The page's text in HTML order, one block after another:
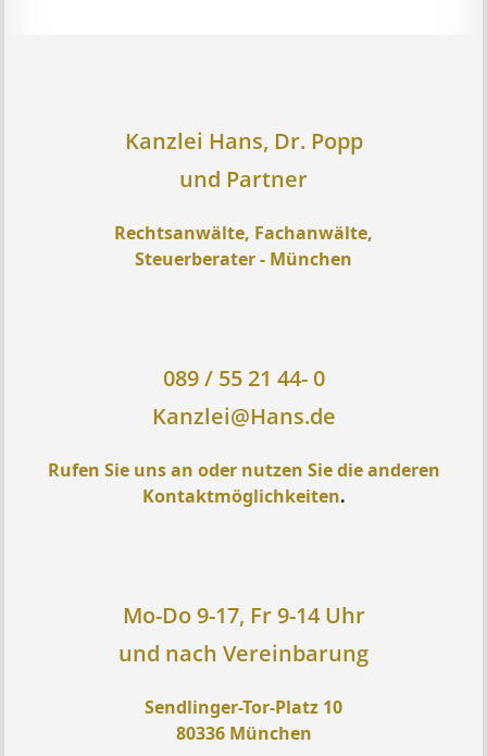
Kanzlei Hans, Dr. Popp
und Partner
Rechtsanwälte, Fachanwälte,
Steuerberater - München
089 / 55 21 44- 0
Kanzlei@Hans.de
Rufen Sie uns an oder nutzen Sie die anderen
Kontaktmöglichkeiten.
Mo-Do 9-17, Fr 9-14 Uhr
und nach Vereinbarung
Sendlinger-Tor-Platz 10
80336 München